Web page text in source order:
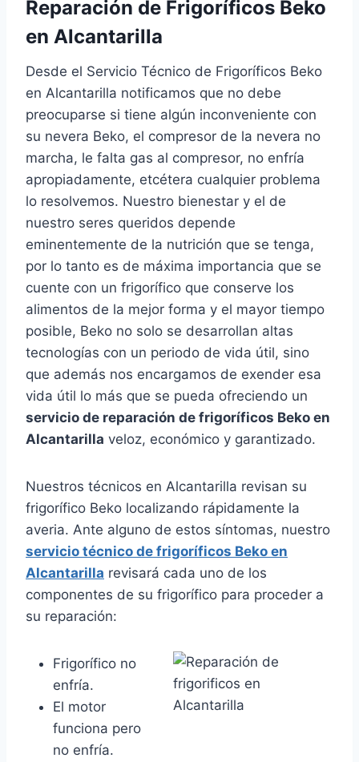
Reparación de Frigoríficos Beko
en Alcantarilla
Desde el Servicio Técnico de Frigoríficos Beko
en Alcantarilla notificamos que no debe
preocuparse si tiene algún inconveniente con
su nevera Beko, el compresor de la nevera no
marcha, le falta gas al compresor, no enfría
apropiadamente, etcétera cualquier problema
lo resolvemos. Nuestro bienestar y el de
nuestro seres queridos depende
eminentemente de la nutrición que se tenga,
por lo tanto es de máxima importancia que se
cuente con un frigorífico que conserve los
alimentos de la mejor forma y el mayor tiempo
posible, Beko no solo se desarrollan altas
tecnologías con un periodo de vida útil, sino
que además nos encargamos de exender esa
vida útil lo más que se pueda ofreciendo un
servicio de reparación de frigoríficos Beko en
Alcantarilla veloz, económico y garantizado.
Nuestros técnicos en Alcantarilla revisan su
frigorífico Beko localizando rápidamente la
averia. Ante alguno de estos síntomas, nuestro
servicio técnico de frigoríficos Beko en
Alcantarilla revisará cada uno de los
componentes de su frigorífico para proceder a
su reparación:
Frigorífico no
enfría.
El motor
funciona pero
no enfría.